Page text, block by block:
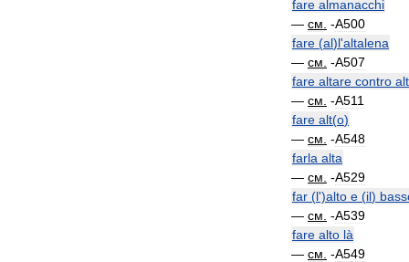
fare almanacchi
— см -A500
fare (al)l'altalena
— см -A507
fare altare contro
— см -A511
fare alt(o)
— см -A548
farla alta
— см -A529
far (l')alto e (il)
— см -A539
fare alto là
— см -A549